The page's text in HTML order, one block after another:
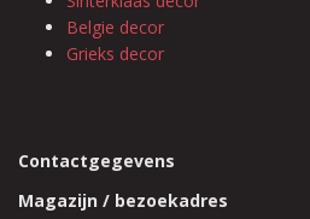
Belgie decor
Grieks decor
Contactgegevens
Magazijn / bezoekadres